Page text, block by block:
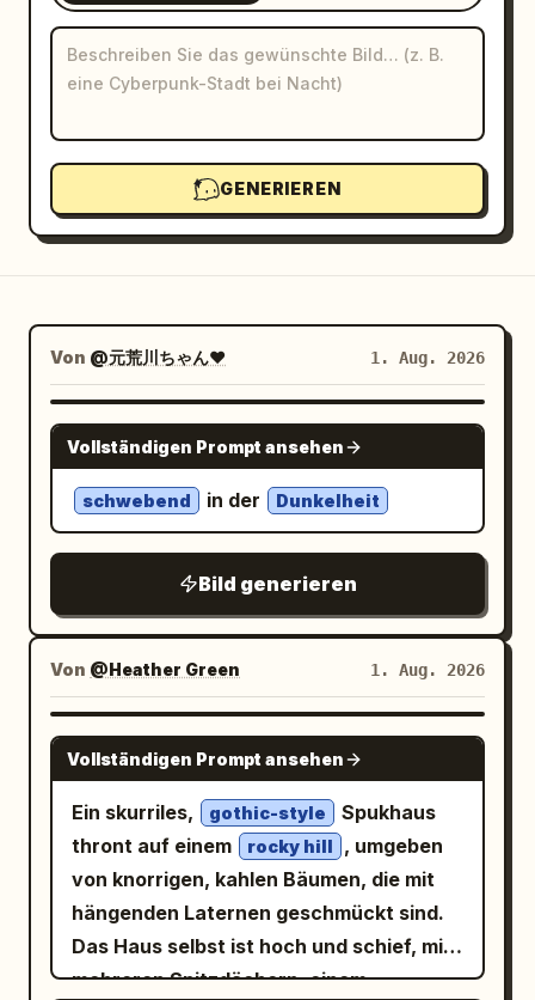
Updates
GENERIEREN
Von @元荒川ちゃん❤ 1. Aug. 2026
NANO BANANA PRO
Vollständigen Prompt ansehen
schwebend in der Dunkelheit
Bild generieren
Von @Heather Green 1. Aug. 2026
NANO BANANA PRO
Vollständigen Prompt ansehen
Ein skurriles, gothic-style
Spukhaus
thront auf einem
rocky hill
, umgeben
von knorrigen, kahlen Bäumen, die mit
hängenden Laternen geschmückt sind.
Das Haus selbst ist hoch und schief, mit
mehreren Spitzdächern, einem